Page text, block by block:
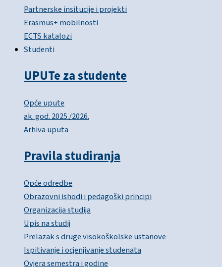
Partnerske insitucije i projekti
Erasmus+ mobilnosti
ECTS katalozi
Studenti
UPUTe za studente
Opće upute
ak. god. 2025./2026.
Arhiva uputa
Pravila studiranja
Opće odredbe
Obrazovni ishodi i pedagoški principi
Organizacija studija
Upis na studij
Prelazak s druge visokoškolske ustanove
Ispitivanje i ocjenjivanje studenata
Ovjera semestra i godine